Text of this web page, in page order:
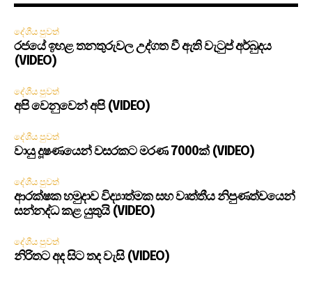
දේශීය පුවත්
රජයේ ඉහළ තනතුරුවල උද්ගත වී ඇති වැටුප් අර්බුදය
(VIDEO)
දේශීය පුවත්
අපි වෙනුවෙන් අපි (VIDEO)
දේශීය පුවත්
වායු දූෂණයෙන් වසරකට මරණ 7000ක් (VIDEO)
දේශීය පුවත්
ආරක්ෂක හමුදාව විද්‍යාත්මක සහ වෘත්තීය නිපුණත්වයෙන්
සන්නද්ධ කළ යුතුයි (VIDEO)
දේශීය පුවත්
නිරිතට අද සිට තද වැසි (VIDEO)